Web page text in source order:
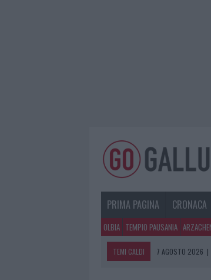
PRIMA PAGINA CRONACA
OLBIA TEMPIO PAUSANIA
TEMI CALDI 7 AGOSTO 2026 |